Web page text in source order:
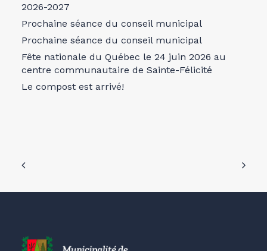
2026-2027
Prochaine séance du conseil municipal
Prochaine séance du conseil municipal
Fête nationale du Québec le 24 juin 2026 au
centre communautaire de Sainte-Félicité
Le compost est arrivé!